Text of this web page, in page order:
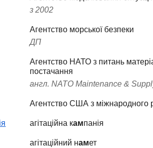
з 2002
Агентство морської безпеки
ДП
Агентство НАТО з питань
постачання
англ. NATO Maіntenance &
Агентство США з міжнародного
агітаційна кампанія
агітаційний намет